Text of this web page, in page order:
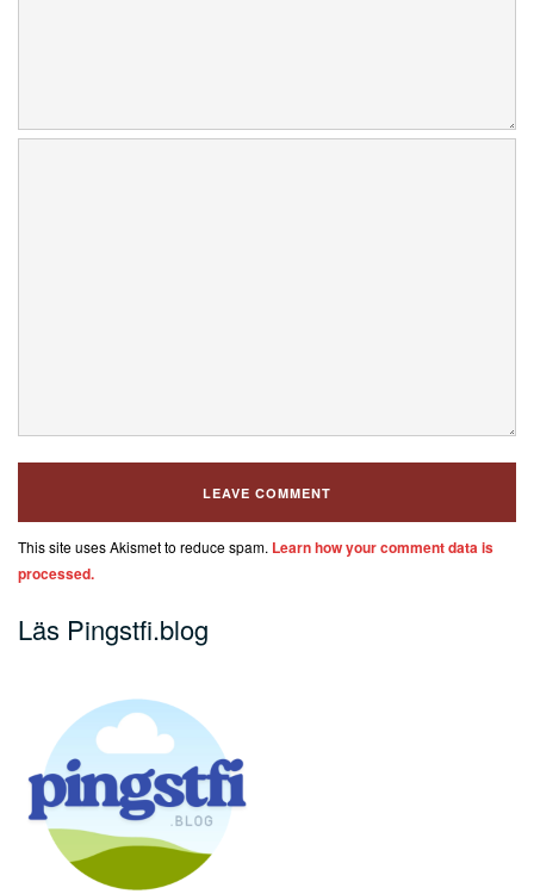
This site uses Akismet to reduce spam. Learn how your comment data is
processed.
Läs Pingstfi.blog